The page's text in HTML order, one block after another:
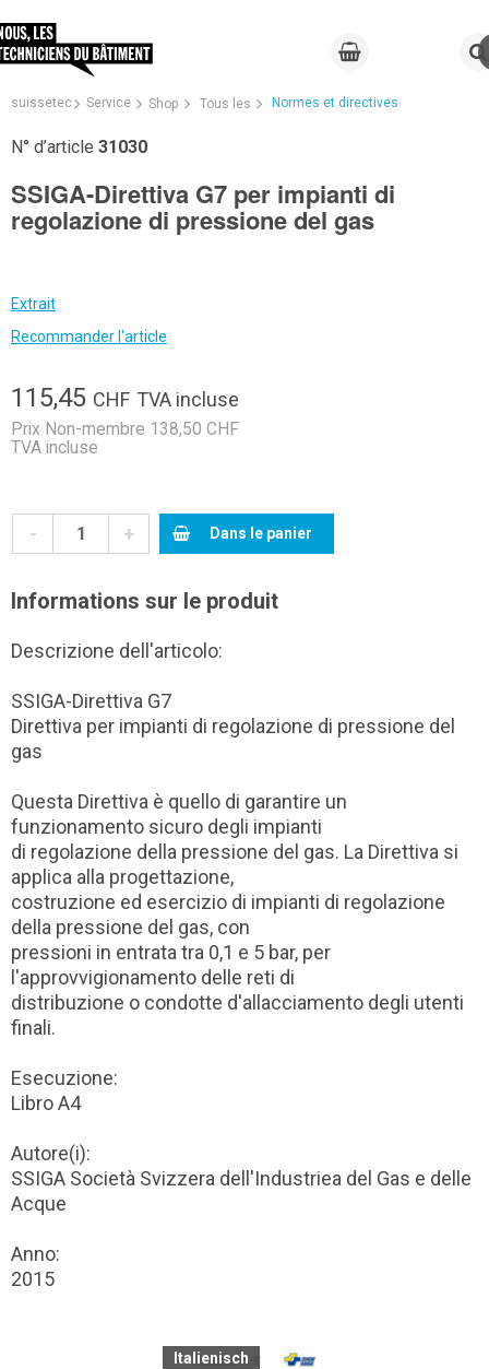
suissetec Service Shop Tous les Normes et directives
N° d’article 31030
SSIGA-Direttiva G7 per impianti di
regolazione di pressione del gas
Extrait
Recommander l'article
115,45 CHF TVA incluse
Prix Non-membre 138,50 CHF
TVA incluse
- + Dans le panier
Informations sur le produit
Descrizione dell'articolo:
SSIGA-Direttiva G7
Direttiva per impianti di regolazione di pressione del
gas
Questa Direttiva è quello di garantire un
funzionamento sicuro degli impianti
di regolazione della pressione del gas. La Direttiva si
applica alla progettazione,
costruzione ed esercizio di impianti di regolazione
della pressione del gas, con
pressioni in entrata tra 0,1 e 5 bar, per
l'approvvigionamento delle reti di
distribuzione o condotte d'allacciamento degli utenti
finali.
Esecuzione:
Libro A4
Autore(i):
SSIGA Società Svizzera dell'Industriea del Gas e delle
Acque
Anno:
2015
Italienisch